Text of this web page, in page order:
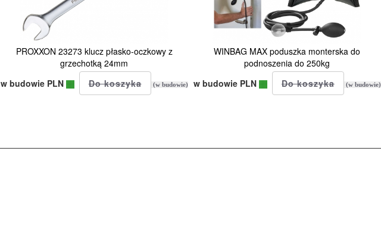
PROXXON 23273 klucz płasko-oczkowy z
grzechotką 24mm
w budowie PLN
(w budowie)
WINBAG MAX poduszka monterska do
podnoszenia do 250kg
w budowie PLN
(w budowie)